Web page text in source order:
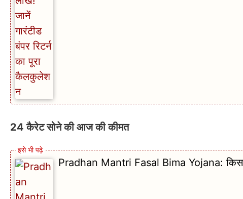
24 कैरेट सोने की आज की कीमत
Pradhan Mantri Fasal Bima Yojana: